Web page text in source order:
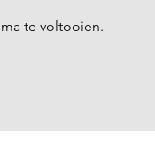
te voltooien.